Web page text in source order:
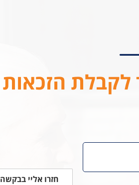
לקבלת הזכאות
חזרו אליי בבקשה